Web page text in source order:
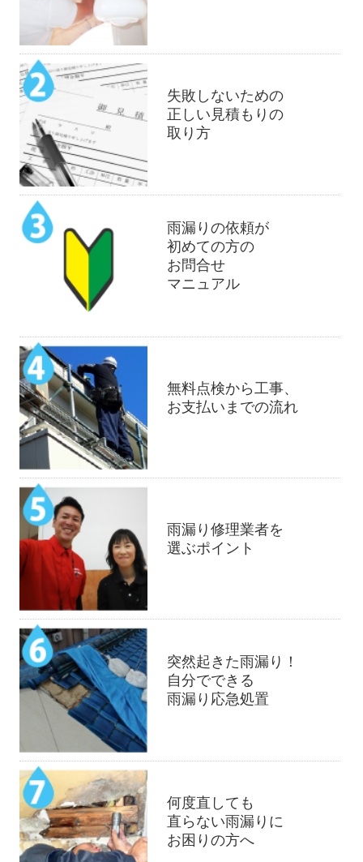
失敗しないための
正しい見積もりの
取り方
雨漏りの依頼が
初めての方の
お問合せ
マニュアル
無料点検から工事、
お支払いまでの流れ
雨漏り修理業者を
選ぶポイント
突然起きた雨漏り！
自分でできる
雨漏り応急処置
何度直しても
直らない雨漏りに
お困りの方へ